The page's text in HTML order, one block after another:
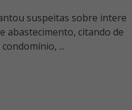
suspeitas sobre intere
abastecimento, citando de
...